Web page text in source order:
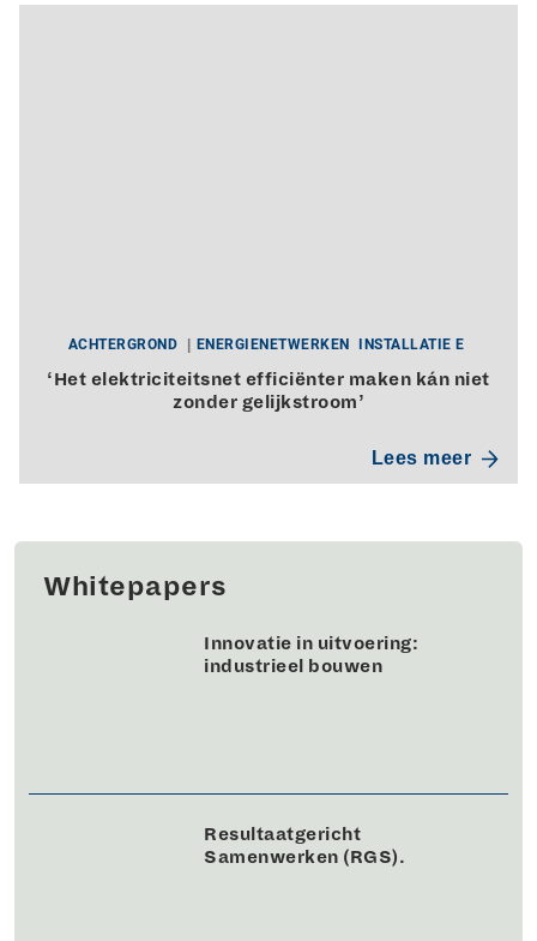
ACHTERGROND ENERGIENETWERKEN INSTALLATIE E
‘Het elektriciteitsnet efficiënter maken kán niet
zonder gelijkstroom’
Lees meer
Whitepapers
Innovatie in uitvoering:
industrieel bouwen
Resultaatgericht
Samenwerken (RGS).